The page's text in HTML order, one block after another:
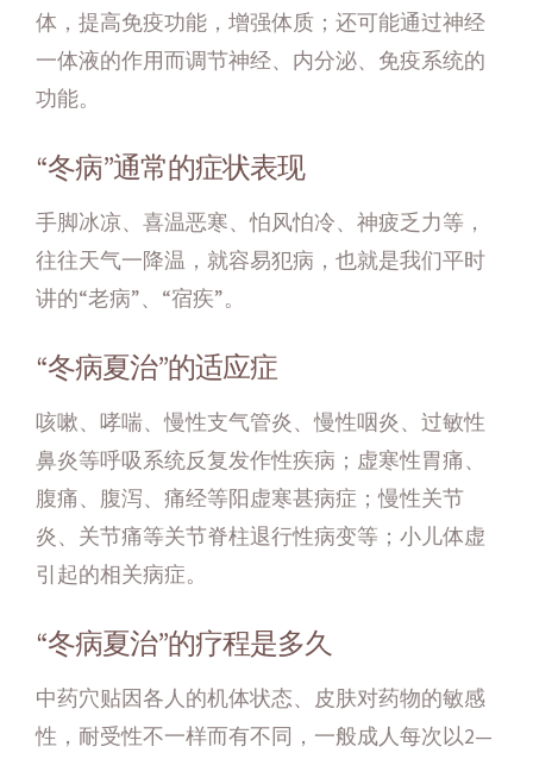
体，提高免疫功能，增强体质；还可能通过神经
一体液的作用而调节神经、内分泌、免疫系统的
功能。
“冬病”通常的症状表现
手脚冰凉、喜温恶寒、怕风怕冷、神疲乏力等，
往往天气一降温，就容易犯病，也就是我们平时
讲的“老病”、“宿疾”。
“冬病夏治”的适应症
咳嗽、哮喘、慢性支气管炎、慢性咽炎、过敏性
鼻炎等呼吸系统反复发作性疾病；虚寒性胃痛、
腹痛、腹泻、痛经等阳虚寒甚病症；慢性关节
炎、关节痛等关节脊柱退行性病变等；小儿体虚
引起的相关病症。
“冬病夏治”的疗程是多久
中药穴贴因各人的机体状态、皮肤对药物的敏感
性，耐受性不一样而有不同，一般成人每次以2—